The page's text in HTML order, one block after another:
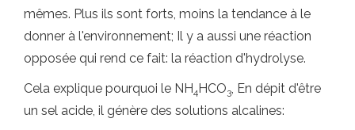
mêmes. Plus ils sont forts, moins la tendance à le
donner à l'environnement; Il y a aussi une réaction
opposée qui rend ce fait: la réaction d'hydrolyse.
Cela explique pourquoi le NH4HCO3, En dépit d'être
un sel acide, il génère des solutions alcalines: